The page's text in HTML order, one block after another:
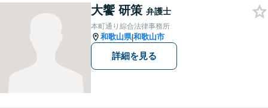
く対応可能。【地域に根ざし
た弁護士】法律トラブルでお
悩みの方は、お気軽にご相談
ください。
大饗 研策 弁護士
本町通り綜合法律事務所
和歌山県|和歌山市
詳細を見る